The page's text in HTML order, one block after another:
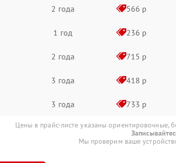
2 года 566 р
1 год 236 р
2 года 715 р
3 года 418 р
3 года 733 р
Цены в прайс-листе указаны ориентировочные,
Мы проверим ваше